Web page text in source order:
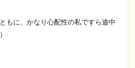
もに、かなり心配性の私ですら途中